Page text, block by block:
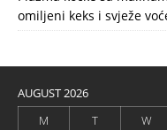
omiljeni keks i svježe
AUGUST 2026
M
T W